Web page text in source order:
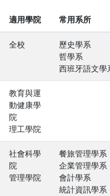
適用學院 常用系所
全校
歷史學系
哲學系
西班牙語文學
教育與運
動健康學
院
理工學院
社會科學
院
管理學院
餐旅管理學系
企業管理學系
會計學系
統計資訊學系